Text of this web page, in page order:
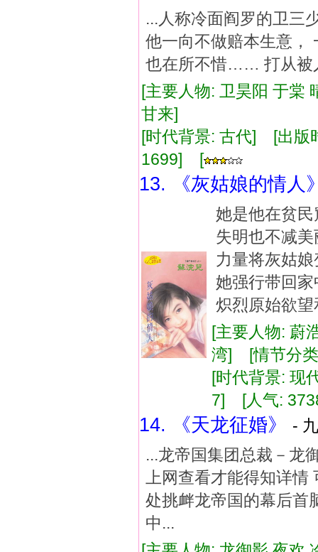
...人称冷面阎罗的卫三
他一向不做赔本生意，
也在所不惜…… 打从被
[主要人物: 卫昊阳 于
甘来]
[时代背景: 古代] [出
1699] [
13. 《灰姑娘的情人
她是他在贫
失明也不减
力量将灰姑
她强行带回
炽烈原始欲
[主要人物: 蔚
湾] [情节分
[时代背景:
7] [人气:
14. 《天龙征婚》
-
...龙帝国集团总裁－龙
上网查看才能得知详
处挑衅龙帝国的幕后首
中...